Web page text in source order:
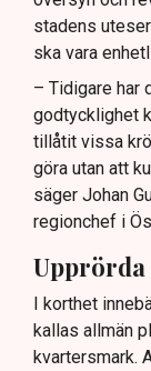
sommaren.
stadens
ska vara
– Tidigare har
godtycklighet
tillåtit vissa
göra utan att
säger Johan
regionchef i
I korthet
kallas allmän
kvartersmark.